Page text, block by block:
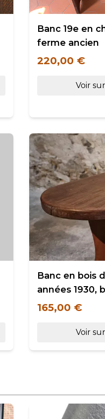
Banc 19e en
ferme ancien
220,00 €
Voir
Banc en bois
années 1930,
165,00 €
Voir